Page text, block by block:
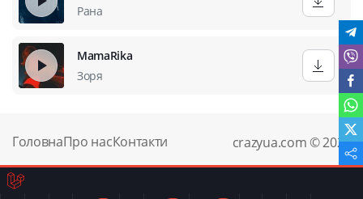
Рана
MamaRika
Зоря
ГоловнаПро насКонтакти crazyua.com © 2024